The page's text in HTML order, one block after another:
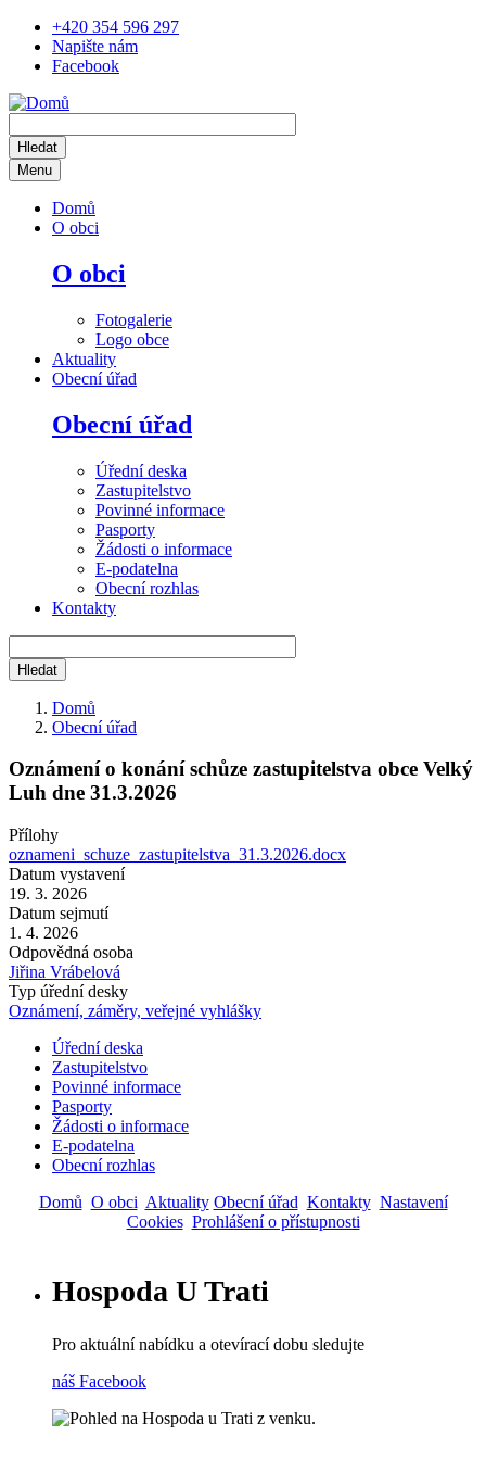
Přejít
hlavnímu
+420 354 596 297
Napište nám
Facebook
navigation
Menu
Domů
O obci
O obci
Fotogalerie
Logo obce
Aktuality
Obecní úřad
Obecní úřad
Úřední deska
Zastupitelstvo
Povinné informace
Pasporty
Žádosti o informace
E-podatelna
Obecní rozhlas
Kontakty
Drobečková
navigace
Domů
Obecní úřad
Oznámení o konání schůze zastupitelstva obce Velký
Luh dne 31.3.2026
Přílohy
oznameni_schuze_zastupitelstva_31.3.2026.docx
Datum vystavení
19. 3. 2026
Datum sejmutí
1. 4. 2026
Odpovědná osoba
Jiřina Vrábelová
Typ úřední desky
Oznámení, záměry, veřejné vyhlášky
Main
navigation
Úřední deska
Zastupitelstvo
Povinné informace
Pasporty
Žádosti o informace
E-podatelna
Obecní rozhlas
Domů O obci Aktuality Obecní úřad Kontakty Nastavení
Cookies Prohlášení o přístupnosti
Hospoda U Trati
Pro aktuální nabídku a otevírací dobu sledujte
náš Facebook